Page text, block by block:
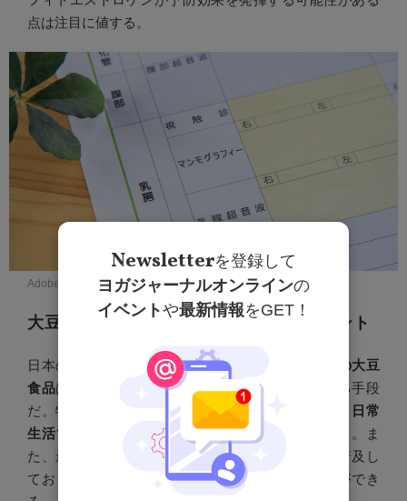
点は注目に値する。
Adobe Stock
大豆食品を積極的に取り入れるためのヒント
日本の伝統的な食事に含まれる味噌汁や豆腐などの大豆
食品は、無理なくフィトエストロゲンを取り入れる手段
だ。特に
納豆や豆乳もイソフラボンが豊富であり、日常
生活で大豆を摂取するための優れた選択肢
となる。ま
た、最近では
大豆を主成分とした植物性ミート
も普及し
ており、さまざまな形で大豆を取り入れることができ
Newsletterを登録して
ヨガジャーナルオンラインの
イベントや最新情報をGET！